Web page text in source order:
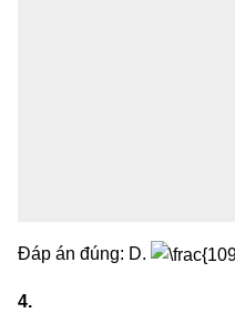
Đáp án đúng: D.
4.